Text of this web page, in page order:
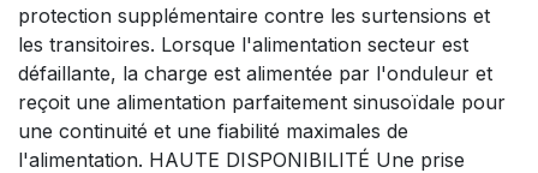
protection supplémentaire contre les surtensions et
les transitoires. Lorsque l'alimentation secteur est
défaillante, la charge est alimentée par l'onduleur et
reçoit une alimentation parfaitement sinusoïdale pour
une continuité et une fiabilité maximales de
l'alimentation. HAUTE DISPONIBILITÉ Une prise